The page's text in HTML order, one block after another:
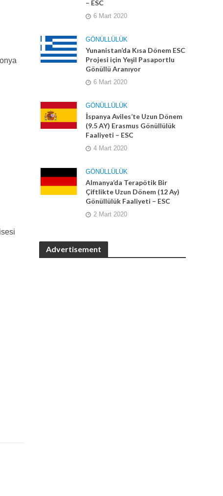
– ESC
6 Mart 2020
GÖNÜLLÜLÜK
Yunanistan’da Kısa Dönem ESC
Projesi için Yeşil Pasaportlu
Gönüllü Aranıyor
6 Mart 2020
GÖNÜLLÜLÜK
İspanya Aviles’te Uzun Dönem
(9.5 AY) Erasmus Gönüllülük
Faaliyeti – ESC
4 Mart 2020
GÖNÜLLÜLÜK
Almanya’da Terapötik Bir
Çiftlikte Uzun Dönem (12 Ay)
Gönüllülük Faaliyeti – ESC
2 Mart 2020
Advertisement